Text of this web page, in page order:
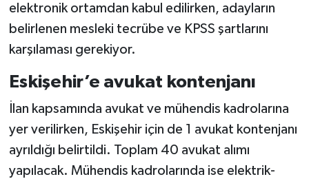
elektronik ortamdan kabul edilirken, adayların
belirlenen mesleki tecrübe ve KPSS şartlarını
karşılaması gerekiyor.
Eskişehir’e avukat kontenjanı
İlan kapsamında avukat ve mühendis kadrolarına
yer verilirken, Eskişehir için de 1 avukat kontenjanı
ayrıldığı belirtildi. Toplam 40 avukat alımı
yapılacak. Mühendis kadrolarında ise elektrik-